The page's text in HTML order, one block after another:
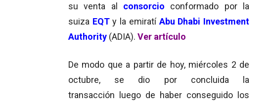
su venta al consorcio conformado por la
suiza EQTy la emiratí Abu Dhabi Investment
Authority (ADIA). Ver artículo
De modo que a partir de hoy, miércoles 2 de
octubre, se dio por concluida la
transacción luego de haber conseguido los